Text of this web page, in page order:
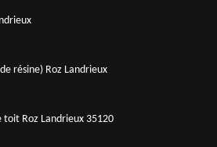
résine) Roz Landrieux
Roz Landrieux 35120